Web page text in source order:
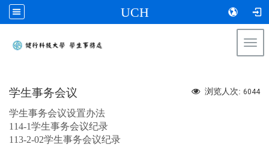
UCH
浏览人次: 6044
学生事务会议
学生事务会议设置办法
114-1学生事务会议纪录
113-2-02学生事务会议纪录